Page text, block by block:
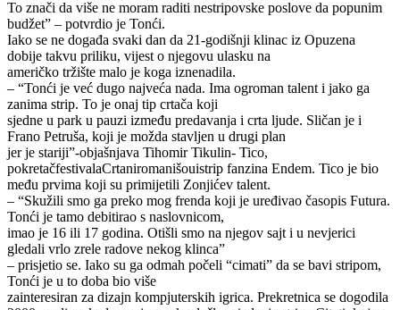
To znači da više ne moram raditi nestripovske poslove da popunim
budžet” – potvrdio je Tonći.
Iako se ne događa svaki dan da 21-godišnji klinac iz Opuzena
dobije takvu priliku, vijest o njegovu ulasku na
američko tržište malo je koga iznenadila.
– “Tonći je već dugo najveća nada. Ima ogroman talent i jako ga
zanima strip. To je onaj tip crtača koji
sjedne u park u pauzi između predavanja i crta ljude. Sličan je i
Frano Petruša, koji je možda stavljen u drugi plan
jer je stariji”-objašnjava Tihomir Tikulin- Tico,
pokretačfestivalaCrtaniromanišouistrip fanzina Endem. Tico je bio
među prvima koji su primijetili Zonjićev talent.
– “Skužili smo ga preko mog frenda koji je uređivao časopis Futura.
Tonći je tamo debitirao s naslovnicom,
imao je 16 ili 17 godina. Otišli smo na njegov sajt i u nevjerici
gledali vrlo zrele radove nekog klinca”
– prisjetio se. Iako su ga odmah počeli “cimati” da se bavi stripom,
Tonći je u to doba bio više
zainteresiran za dizajn kompjuterskih igrica. Prekretnica se dogodila